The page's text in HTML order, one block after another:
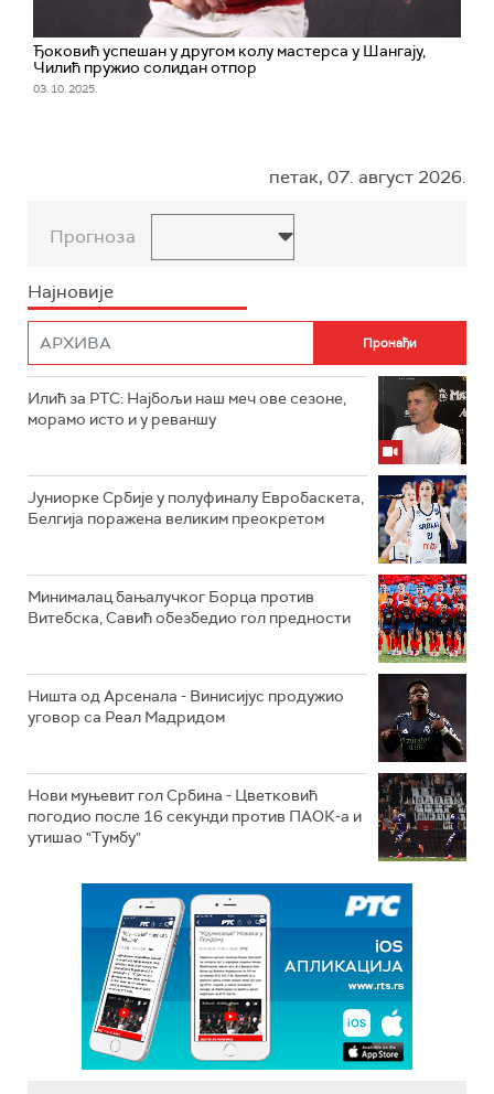
Ђоковић успешан у другом колу мастерса у Шангају,
Чилић пружио солидан отпор
03. 10. 2025.
петак, 07. август 2026.
Прогноза
Најновије
Илић за РТС: Најбољи наш меч ове сезоне,
морамо исто и у реваншу
Јуниорке Србије у полуфиналу Евробаскета,
Белгија поражена великим преокретом
Минималац бањалучког Борца против
Витебска, Савић обезбедио гол предности
Ништа од Арсенала - Винисијус продужио
уговор са Реал Мадридом
Нови муњевит гол Србина - Цветковић
погодио после 16 секунди против ПАОК-а и
утишао "Тумбу"